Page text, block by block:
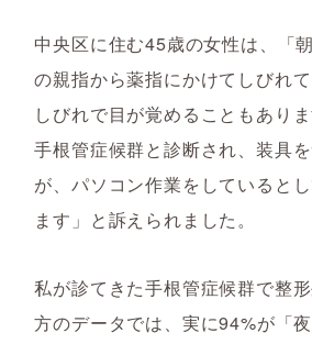
中央区に住む45歳の女性は、「
の親指から薬指にかけてしびれ
しびれで目が覚めることもあり
手根管症候群と診断され、装具
が、パソコン作業をしていると
ます」と訴えられました。
私が診てきた手根管症候群で整
方のデータでは、実に94%が「